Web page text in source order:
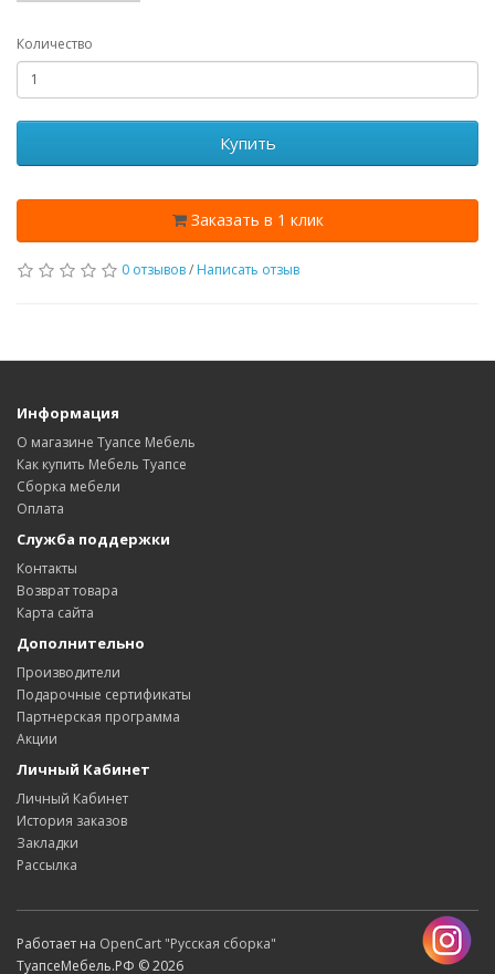
Количество
Купить
Заказать в 1 клик
0 отзывов/ Написать отзыв
Информация
О магазине Туапсе Мебель
Как купить Мебель Туапсе
Сборка мебели
Оплата
Служба поддержки
Контакты
Возврат товара
Карта сайта
Дополнительно
Производители
Подарочные сертификаты
Партнерская программа
Акции
Личный Кабинет
Личный Кабинет
История заказов
Закладки
Рассылка
Работает на OpenCart "Русская сборка"
ТуапсеМебель.РФ © 2026